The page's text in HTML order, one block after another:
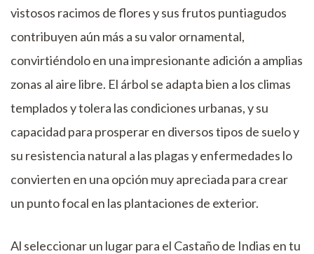
vistosos racimos de flores y sus frutos puntiagudos
contribuyen aún más a su valor ornamental,
convirtiéndolo en una impresionante adición a amplias
zonas al aire libre. El árbol se adapta bien a los climas
templados y tolera las condiciones urbanas, y su
capacidad para prosperar en diversos tipos de suelo y
su resistencia natural a las plagas y enfermedades lo
convierten en una opción muy apreciada para crear
un punto focal en las plantaciones de exterior.
Al seleccionar un lugar para el Castaño de Indias en tu